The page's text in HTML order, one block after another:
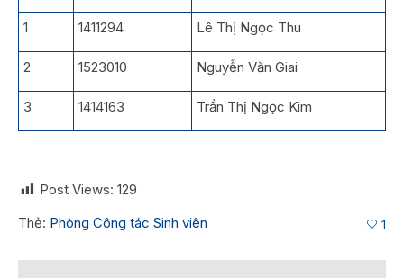
1 1411294 Lê Thị Ngọc Thu
2 1523010 Nguyễn Văn Giai
3 1414163 Trần Thị Ngọc Kim
Post Views: 129
Thẻ: Phòng Công tác Sinh viên 1